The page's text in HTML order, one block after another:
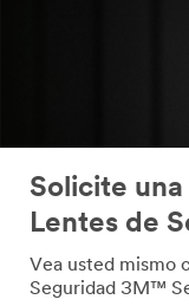
Solicite
Lentes de
Vea usted mismo
Seguridad 3M™